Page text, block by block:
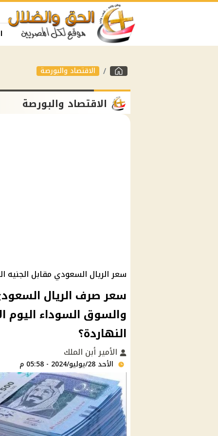
الاقتصاد والبورصة
الاقتصاد والبورصة
سعر الريال السعودي مقابل الجنيه
سعر صرف الريال
النهاردة؟
الأمير أبن الملك
الأحد 28/يوليو/2024 - 05:58 م